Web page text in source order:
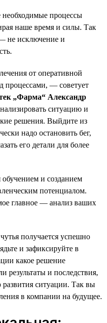
процессы
наше время и силы. Так
не исключение и
от оперативной
процессами, — советует
„Фарма“ Александр
ситуацию и
решения. Выйдите из
надо остановить бег,
его детали для более
обучением и созданием
потенциалом.
главное — анализ ваших
получается успешно
и зафиксируйте в
какое решение
результаты и последствия,
ситуации. Так вы
в компании на будущее.